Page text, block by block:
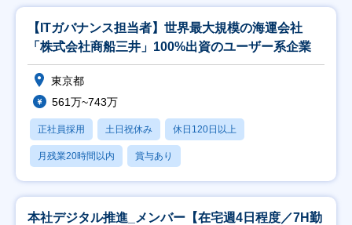
【ITガバナンス担当者】世界最大規模の海運会社
「株式会社商船三井」100%出資のユーザー系企業
東京都
561万~743万
正社員採用 土日祝休み 休日120日以上
月残業20時間以内 賞与あり
本社デジタル推進_メンバー【在宅週4日程度／7H勤